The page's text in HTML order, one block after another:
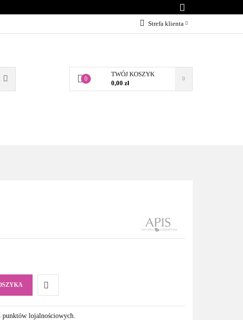
Strefa klienta
Dodaj zgłoszenie
Zgody cookies
0
TWÓJ KOSZYK
0,00 zł
Do
punktów lojalnościowych.